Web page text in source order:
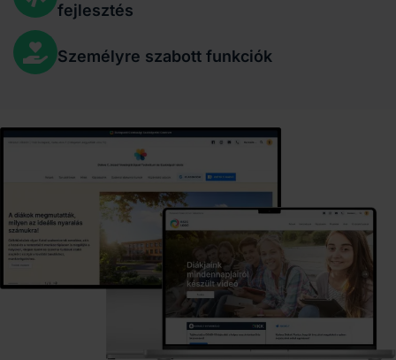
fejlesztés
Személyre szabott funkciók